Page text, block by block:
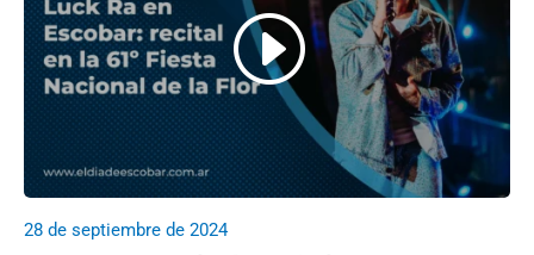
28 de septiembre de 2024